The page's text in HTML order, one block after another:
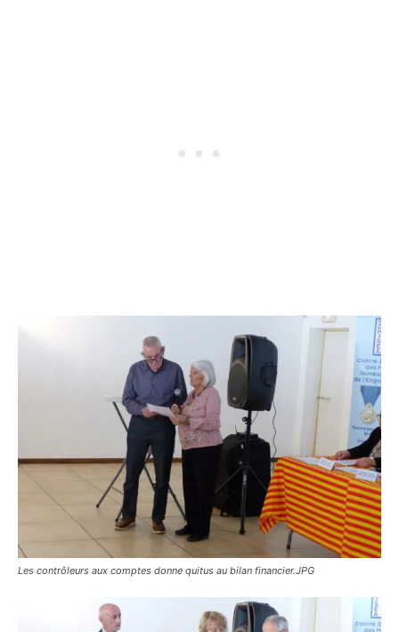
Les contrôleurs aux comptes donne quitus au bilan financier.JPG